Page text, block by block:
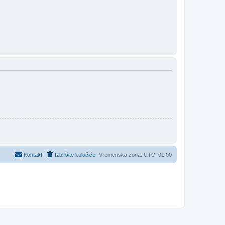
Vremenska zona: UTC+01:00
Izbrišite kolačiće
Kontakt